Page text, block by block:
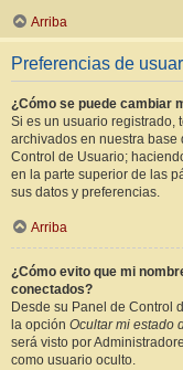
Arriba
Preferencias de
¿Cómo se puede cambiar
Si es un usuario registrado,
archivados en nuestra base
Control de Usuario;
en la parte superior de las
sus datos y preferencias.
Arriba
¿Cómo evito que mi
conectados?
Desde su Panel de Control
la opción Ocultar mi estado
será visto por
como usuario oculto.